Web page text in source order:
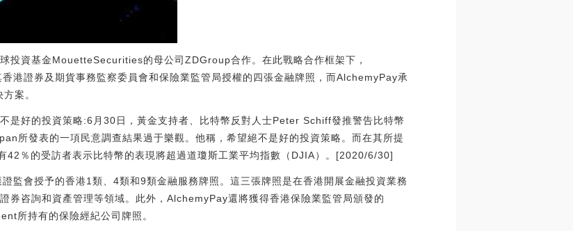
投資基金MouetteSecurities的母公司ZDGroup合作。在此戰略合作框架下，
港證券及期貨事務監察委員會和保險業監管局授權的四張金融牌照，而AlchemyPay承
案。
是好的投資策略:6月30日，黃金支持者、比特幣反對人士Peter Schiff發推警告比特幣
所發表的一項民意調查結果過于樂觀。他稱，希望絕不是好的投資策略。而在其所提
％的受訪者表示比特幣的表現將超過道瓊斯工業平均指數（DJIA）。[2020/6/30]
監會授予的香港1類、4類和9類金融服務牌照。這三張牌照是在香港開展金融投資業務
券咨詢和資產管理等領域。此外，AlchemyPay還將獲得香港保險業監管局頒發的
所持有的保險經紀公司牌照。